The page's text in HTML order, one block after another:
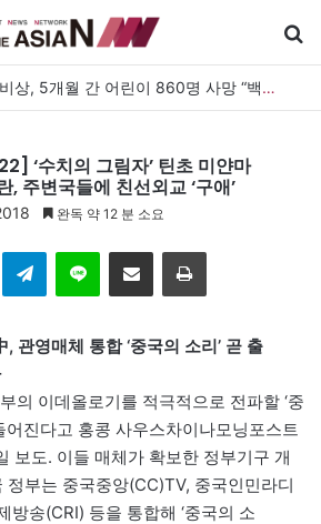
방글라데시 홍역 비상, 5개월 간 어린이 860명 사망 “백신 조달 시스템 변경이 화근”
‘수치의 그림자’ 틴초 미얀마
, 주변국들에 친선외교 ‘구애’
완독 약 12 분 소요
Telegram 이메일
, 관영매체 통합 ‘중국의 소리’ 곧 출
의 이데올로기를 적극적으로 전파할 ‘중
어진다고 홍콩 사우스차이나모닝포스트
보도. 이들 매체가 확보한 정부기구 개
정부는 중국중앙(CC)TV, 중국인민라디
방송(CRI) 등을 통합해 ‘중국의 소